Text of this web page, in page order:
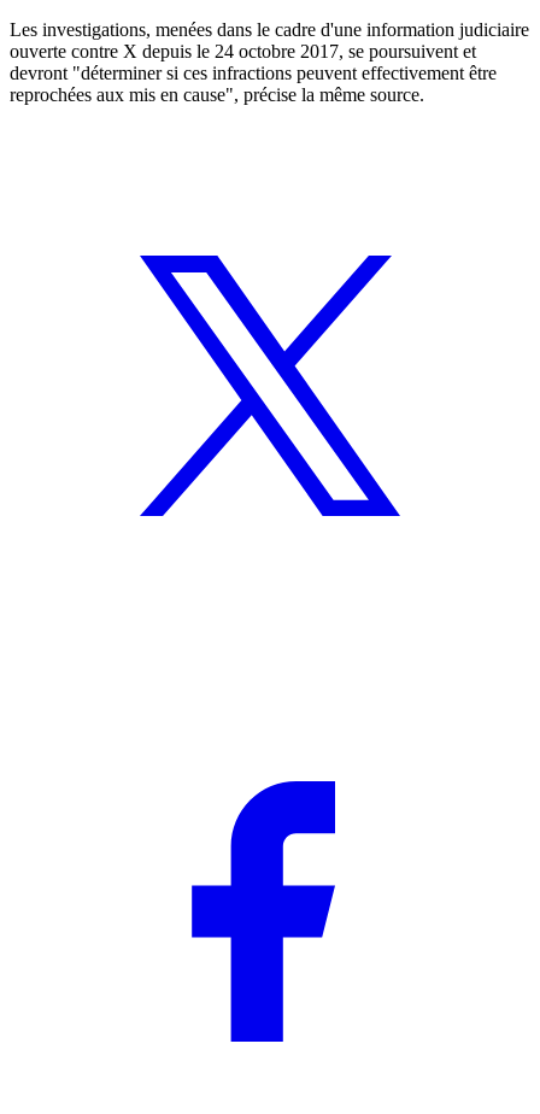
Les investigations, menées dans le cadre d'une information judiciaire
ouverte contre X depuis le 24 octobre 2017, se poursuivent et
devront "déterminer si ces infractions peuvent effectivement être
reprochées aux mis en cause", précise la même source.